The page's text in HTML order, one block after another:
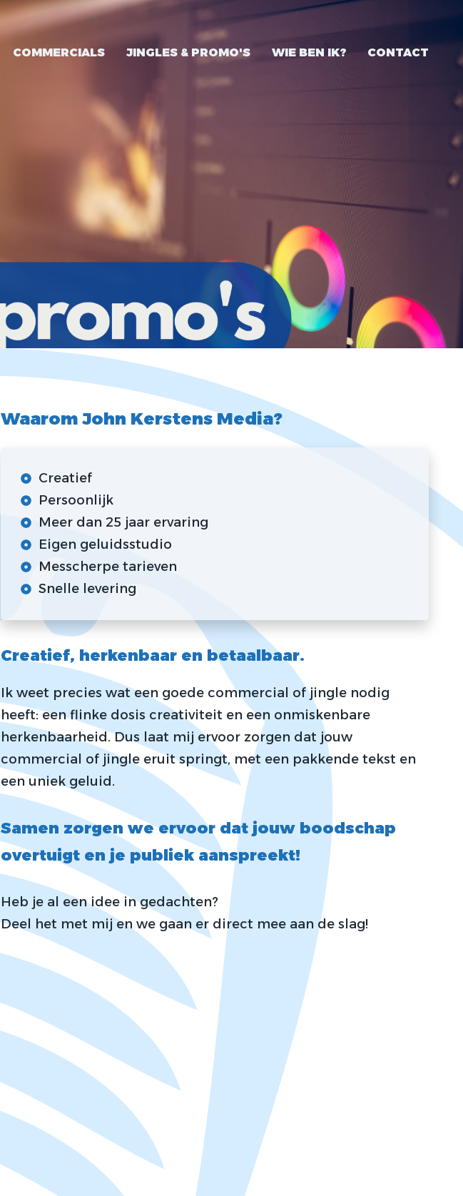
COMMERCIALS JINGLES & PROMO'S WIE BEN IK? CONTACT
Waarom John Kerstens Media?
Creatief
Persoonlijk
Meer dan 25 jaar ervaring
Eigen geluidsstudio
Messcherpe tarieven
Snelle levering
Creatief, herkenbaar en betaalbaar.
Ik weet precies wat een goede commercial of jingle nodig
heeft: een flinke dosis creativiteit en een onmiskenbare
herkenbaarheid. Dus laat mij ervoor zorgen dat jouw
commercial of jingle eruit springt, met een pakkende tekst en
een uniek geluid.
Samen zorgen we ervoor dat jouw boodschap
overtuigt en je publiek aanspreekt!
Heb je al een idee in gedachten?
Deel het met mij en we gaan er direct mee aan de slag!